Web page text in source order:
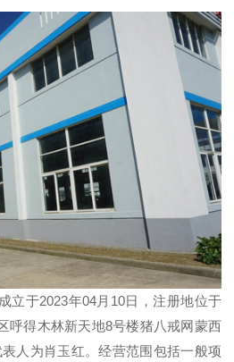
立于2023年04月10日，注册地位于
呼得木林新天地8号楼猪八戒网蒙西
人为肖玉红。经营范围包括一般项